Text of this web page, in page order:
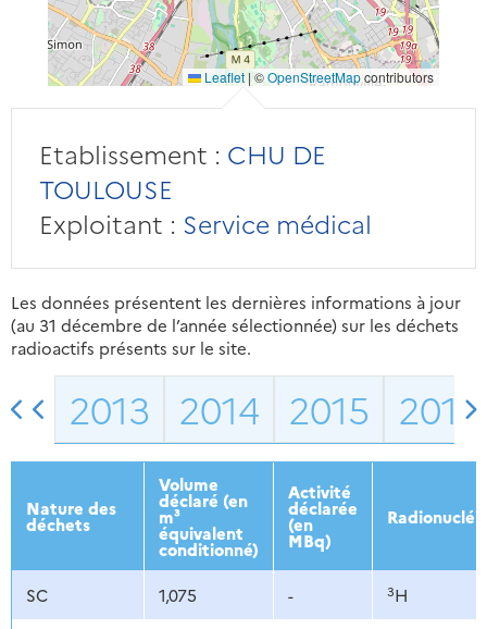
Leaflet | ©OpenStreetMapcontributors
Etablissement : CHU DE
TOULOUSE
Exploitant : Service médical
Les données présentent les dernières informations à jour
(au 31 décembre de l’année sélectionnée) sur les déchets
radioactifs présents sur le site.
2013 2014 2015 2016
Nature des
déchets
Volume
déclaré (en
m³
équivalent
conditionné)
Activité
déclarée
(en
MBq)
SC 1,075 - 3H